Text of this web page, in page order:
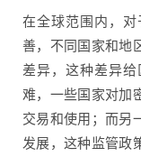
在全球范围内，
善，不同国家和地
差异，这种差异
难，一些国家对加
交易和使用；而另
发展，这种监管政